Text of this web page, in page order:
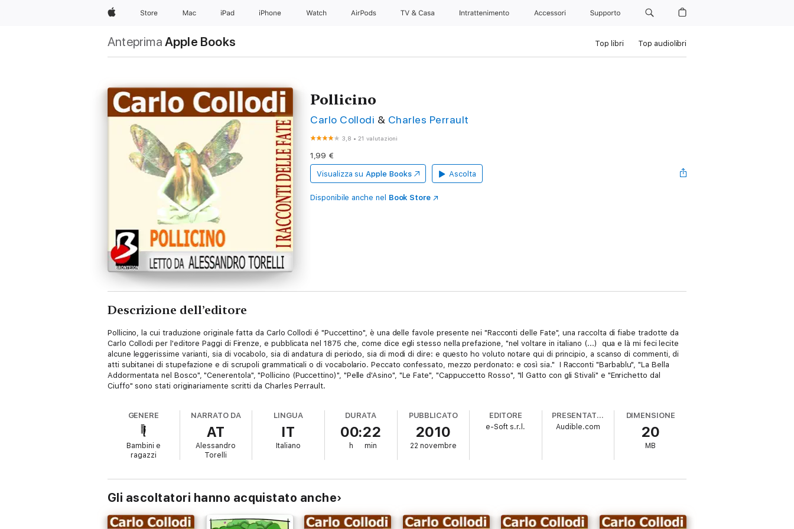
AppleStore Mac iPad iPhone Watch AirPods TV & Casa Intrattenimento Accessori Supporto
Anteprima Apple Books Top libri Top audiolibri
Pollicino
Carlo Collodi & Charles Perrault
3,8 •21 valutazioni
1,99 €
Visualizza su Apple Books Ascolta
Disponibile anche nel Book Store
Descrizione dell’editore
Pollicino, la cui traduzione originale fatta da Carlo Collodi é "Puccettino", è una delle favole presente nei "Racconti delle Fate", una raccolta di fiabe tradotte da
Carlo Collodi per l'editore Paggi di Firenze, e pubblicata nel 1875 che, come dice egli stesso nella prefazione, "nel voltare in italiano (...) qua e là mi feci lecite
alcune leggerissime varianti, sia di vocabolo, sia di andatura di periodo, sia di modi di dire: e questo ho voluto notare qui di principio, a scanso di commenti, di
atti subitanei di stupefazione e di scrupoli grammaticali o di vocabolario. Peccato confessato, mezzo perdonato: e così sia." I Racconti "Barbablu", "La Bella
Addormentata nel Bosco", "Cenerentola", "Pollicino (Puccettino)", "Pelle d'Asino", "Le Fate", "Cappuccetto Rosso", "Il Gatto con gli Stivali" e "Enrichetto dal
Ciuffo" sono stati originariamente scritti da Charles Perrault.
GENERE
Bambini e
ragazzi
NARRATO DA
AT
Alessandro
Torelli
LINGUA
IT
Italiano
DURATA
00:22
h min
PUBBLICATO
2010
22 novembre
EDITORE
e-Soft s.r.l.
PRESENTATO DA
Audible.com
DIMENSIONE
20
MB
Gli ascoltatori hanno acquistato anche